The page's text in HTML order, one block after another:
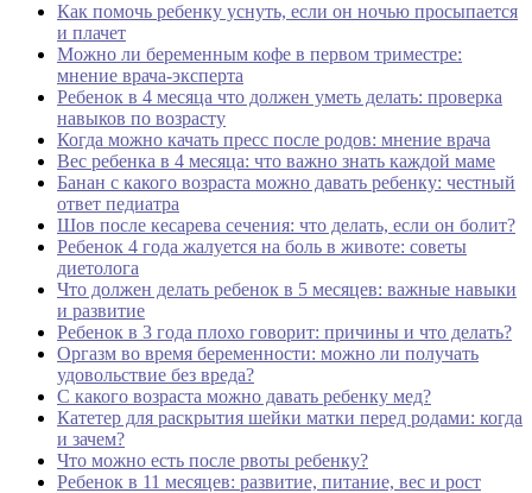
Как помочь ребенку уснуть, если он ночью просыпается
и плачет
Можно ли беременным кофе в первом триместре:
мнение врача-эксперта
Ребенок в 4 месяца что должен уметь делать: проверка
навыков по возрасту
Когда можно качать пресс после родов: мнение врача
Вес ребенка в 4 месяца: что важно знать каждой маме
Банан с какого возраста можно давать ребенку: честный
ответ педиатра
Шов после кесарева сечения: что делать, если он болит?
Ребенок 4 года жалуется на боль в животе: советы
диетолога
Что должен делать ребенок в 5 месяцев: важные навыки
и развитие
Ребенок в 3 года плохо говорит: причины и что делать?
Оргазм во время беременности: можно ли получать
удовольствие без вреда?
С какого возраста можно давать ребенку мед?
Катетер для раскрытия шейки матки перед родами: когда
и зачем?
Что можно есть после рвоты ребенку?
Ребенок в 11 месяцев: развитие, питание, вес и рост